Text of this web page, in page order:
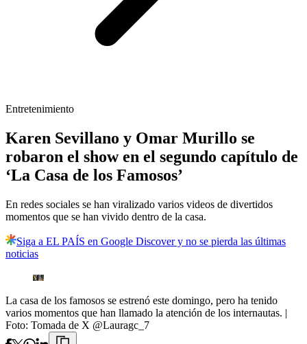
Entretenimiento
Karen Sevillano y Omar Murillo se
robaron el show en el segundo capítulo de
‘La Casa de los Famosos’
En redes sociales se han viralizado varios videos de divertidos
momentos que se han vivido dentro de la casa.
Siga a EL PAÍS en Google Discover y no se pierda las últimas
noticias
La casa de los famosos se estrenó este domingo, pero ha tenido
varios momentos que han llamado la atención de los internautas. |
Foto: Tomada de X @Lauragc_7